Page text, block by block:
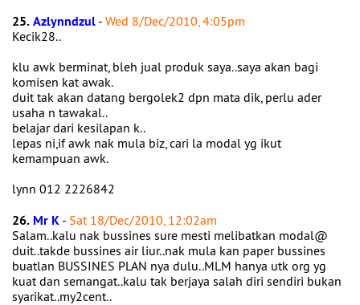
25.Azlynndzul - Wed 8/Dec/2010, 4:05pm
Kecik28..
klu awk berminat, bleh jual produk saya..saya akan bagi
komisen kat awak.
duit tak akan datang bergolek2 dpn mata dik, perlu ader
usaha n tawakal..
belajar dari kesilapan k..
lepas ni,if awk nak mula biz, cari la modal yg ikut
kemampuan awk.
lynn 012 2226842
26. Mr K - Sat 18/Dec/2010, 12:02am
Salam..kalu nak bussines sure mesti melibatkan modal@
duit..takde bussines air liur..nak mula kan paper bussines
buatlan BUSSINES PLAN nya dulu..MLM hanya utk org yg
kuat dan semangat..kalu tak berjaya salah diri sendiri bukan
syarikat..my2cent..